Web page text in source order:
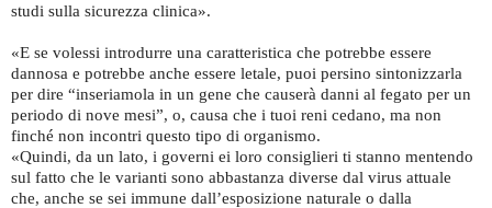
studi sulla sicurezza clinica».
«E se volessi introdurre una caratteristica che potrebbe essere
dannosa e potrebbe anche essere letale, puoi persino sintonizzarla
per dire “inseriamola in un gene che causerà danni al fegato per un
periodo di nove mesi”, o, causa che i tuoi reni cedano, ma non
finché non incontri questo tipo di organismo.
«Quindi, da un lato, i governi ei loro consiglieri ti stanno mentendo
sul fatto che le varianti sono abbastanza diverse dal virus attuale
che, anche se sei immune dall’esposizione naturale o dalla